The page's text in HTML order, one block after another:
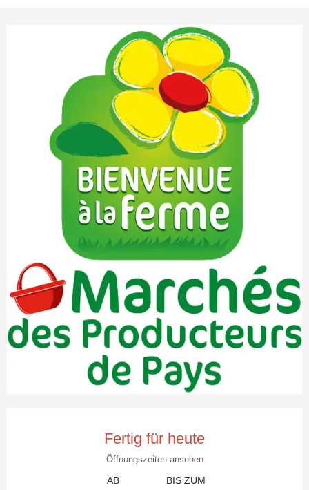
Fertig für heute
Öffnungszeiten ansehen
AB BIS ZUM